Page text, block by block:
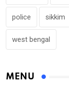
police sikkim
west bengal
MENU